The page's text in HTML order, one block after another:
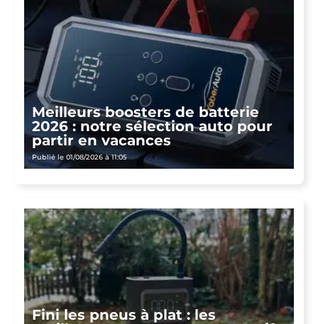
Meilleurs boosters de batterie
2026 : notre sélection auto pour
partir en vacances
Publié le 01/08/2026 à 11:05
Fini les pneus à plat : les